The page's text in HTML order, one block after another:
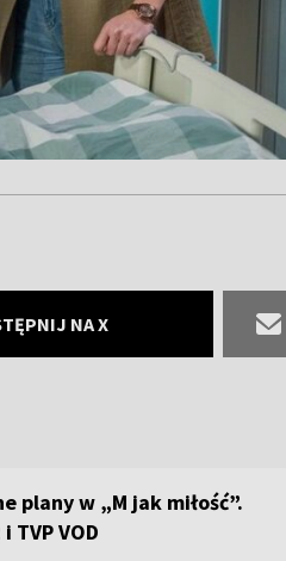
NA X
plany w „M jak miłość”.
TVP VOD